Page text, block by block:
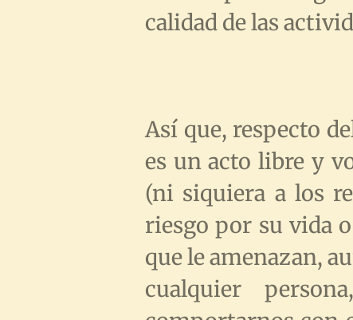
calidad de las
Así que, respecto
es un acto libre y
(ni siquiera a los
riesgo por su vida
que le amenazan,
cualquier